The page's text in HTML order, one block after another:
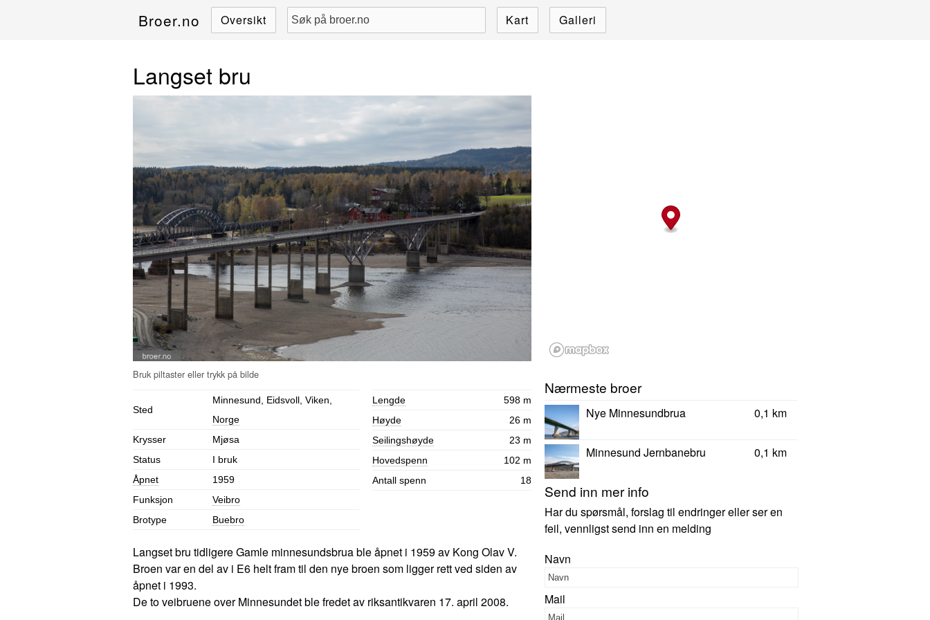
Broer.no Oversikt Kart Galleri
Langset bru
Sted
Minnesund, Eidsvoll, Viken,
Norge
Krysser
Mjøsa
Status
I bruk
Åpnet
1959
Funksjon
Veibro
Brotype
Buebro
Lengde
598 m
Høyde
26 m
Seilingshøyde
23 m
Hovedspenn
102 m
Antall spenn
18
Langset bru tidligere Gamle minnesundsbrua ble åpnet i 1959 av Kong Olav V.
Broen var en del av i E6 helt fram til den nye broen som ligger rett ved siden av
åpnet i 1993.
De to veibruene over Minnesundet ble fredet av riksantikvaren 17. april 2008.
Nærmeste broer
Nye Minnesundbrua 0,1 km
Minnesund Jernbanebru 0,1 km
Send inn mer info
Har du spørsmål, forslag til endringer eller ser en
feil, vennligst send inn en melding
Navn
Mail